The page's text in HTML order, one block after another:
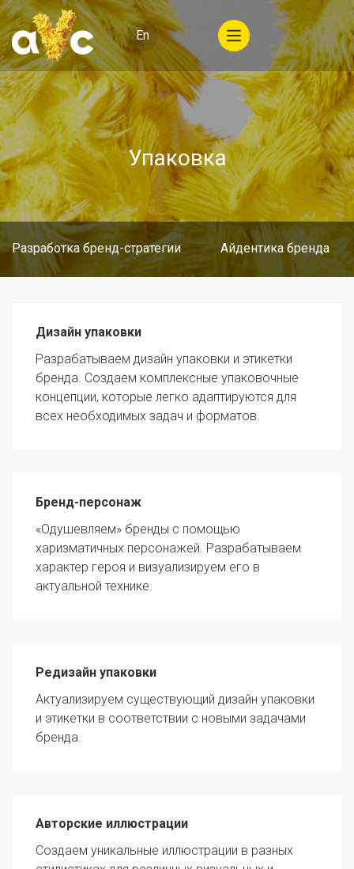
En
Упаковка
Разработка бренд-стратегии Айдентика бренда
Дизайн упаковки
Разрабатываем дизайн упаковки и этикетки
бренда. Создаем комплексные упаковочные
концепции, которые легко адаптируются для
всех необходимых задач и форматов.
Бренд-персонаж
«Одушевляем» бренды с помощью
харизматичных персонажей. Разрабатываем
характер героя и визуализируем его в
актуальной технике.
Редизайн упаковки
Актуализируем существующий дизайн упаковки
и этикетки в соответствии с новыми задачами
бренда.
Авторские иллюстрации
Создаем уникальные иллюстрации в разных